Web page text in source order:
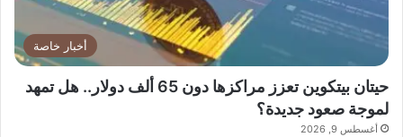
أخبار خاصة
حيتان بيتكوين تعزز مراكزها دون 65 ألف دولار.. هل تمهد
لموجة صعود جديدة؟
أغسطس 9, 2026